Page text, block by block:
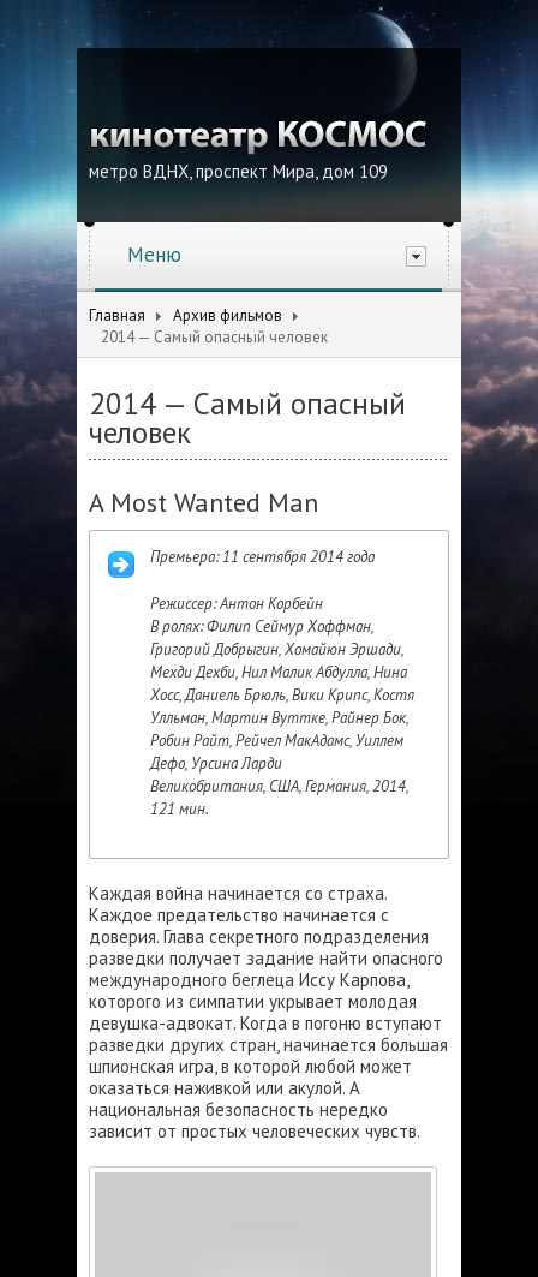
метро ВДНХ, проспект Мира, дом 109
Меню
Главная
Архив фильмов
2014 — Самый опасный человек
2014 — Самый опасный
человек
A Most Wanted Man
Премьера: 11 сентября 2014 года
Режиссер: Антон Корбейн
В ролях: Филип Сеймур Хоффман,
Григорий Добрыгин, Хомайюн Эршади,
Мехди Дехби, Нил Малик Абдулла, Нина
Хосс, Даниель Брюль, Вики Крипс, Костя
Улльман, Мартин Вуттке, Райнер Бок,
Робин Райт, Рейчел МакАдамс, Уиллем
Дефо, Урсина Ларди
Великобритания, США, Германия, 2014,
121 мин.
Каждая война начинается со страха.
Каждое предательство начинается с
доверия. Глава секретного подразделения
разведки получает задание найти опасного
международного беглеца Иссу Карпова,
которого из симпатии укрывает молодая
девушка-адвокат. Когда в погоню вступают
разведки других стран, начинается большая
шпионская игра, в которой любой может
оказаться наживкой или акулой. А
национальная безопасность нередко
зависит от простых человеческих чувств.